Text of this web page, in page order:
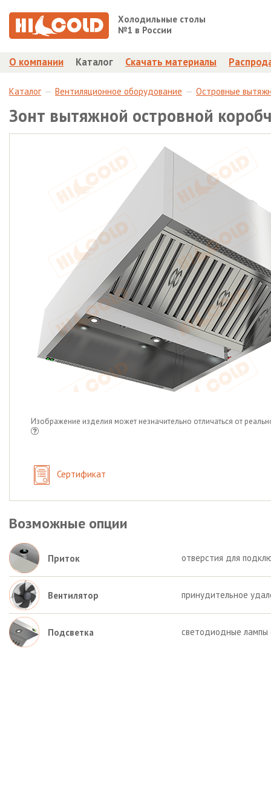
Холодильные столы
№1 в России
О компании Каталог Скачать материалы
Каталог Вентиляционное оборудование Островные
Зонт вытяжной островной
Изображение изделия может незначительно отличаться от
Сертификат
Возможные опции
Приток отверстия для
Вентилятор принудительное
Подсветка светодиодные лампы